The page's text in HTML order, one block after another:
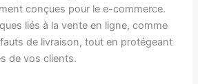
conçues pour le e-commerce.
liés à la vente en ligne, comme
de livraison, tout en protégeant
de vos clients.